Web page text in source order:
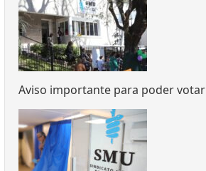
Aviso importante para poder votar